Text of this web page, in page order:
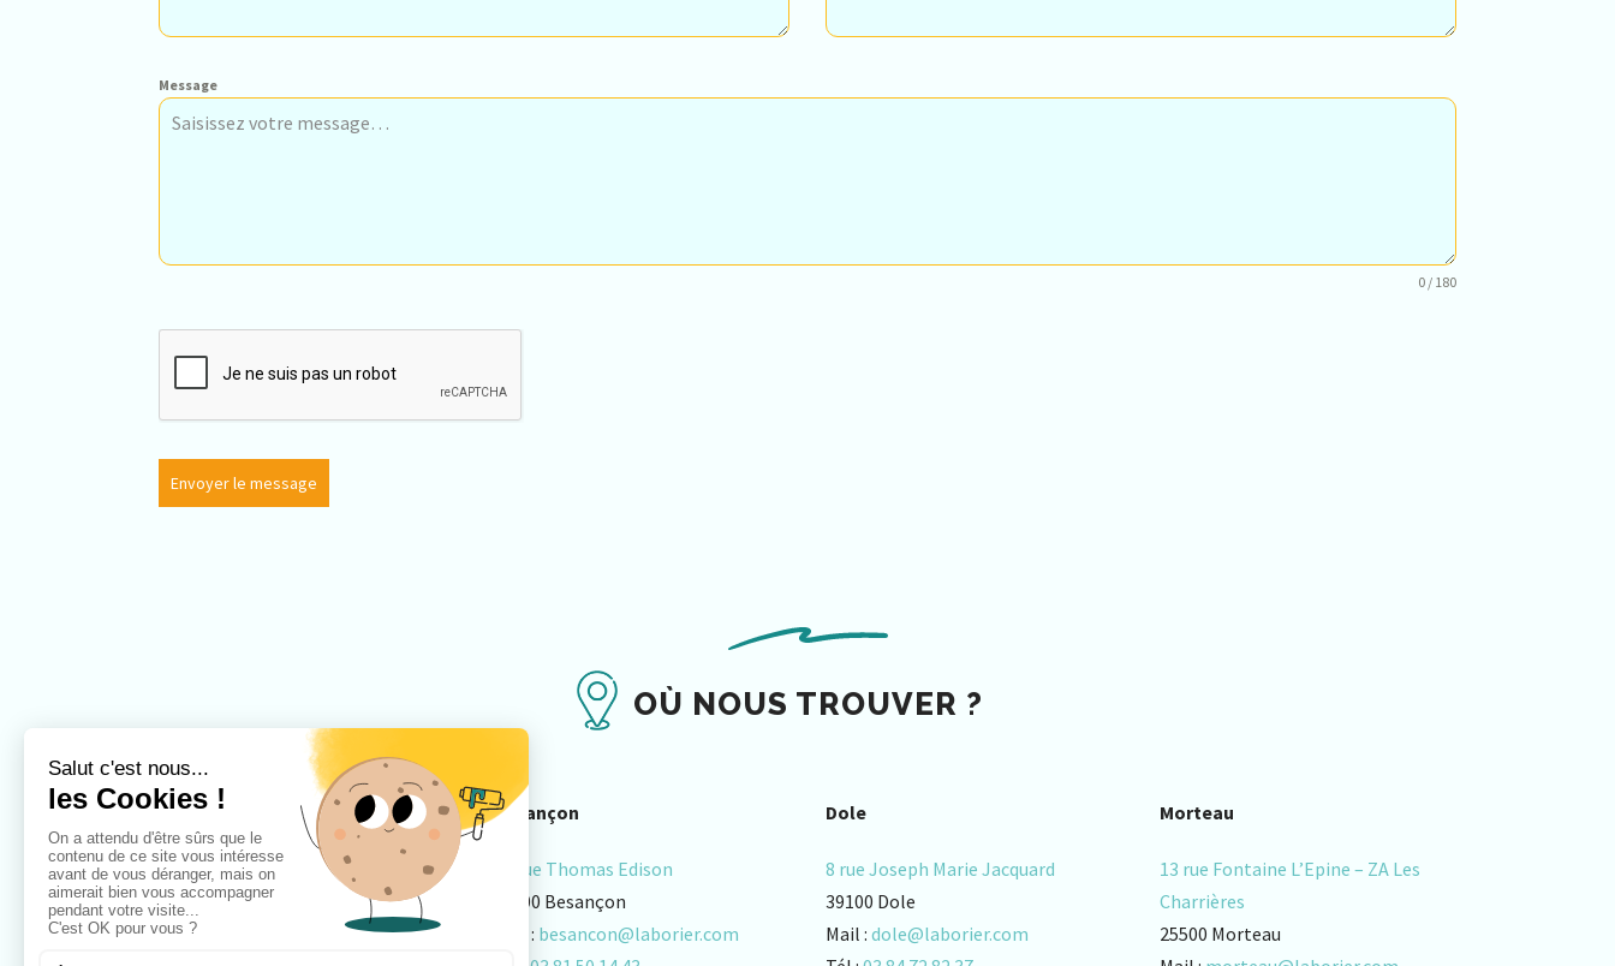
Message
0 / 180
Envoyer le message
OÙ NOUS TROUVER ?
Pontarlier
3 rue Pierre Mendes France
25300 Pontarlier
Mail :
pontarlier@laborier.com
Besançon
14 rue Thomas Edison
25000 Besançon
Mail : besancon@laborier.com
Dole
8 rue Joseph Marie Jacquard
39100 Dole
Mail : dole@laborier.com
Morteau
13 rue Fontaine L’Epine – ZA Les
Charrières
25500 Morteau